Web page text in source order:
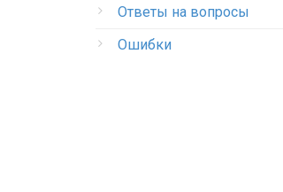
Ответы на вопросы
Ошибки